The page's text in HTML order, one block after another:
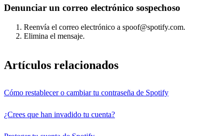
Denunciar un correo electrónico sospechoso
Reenvía el correo electrónico a spoof@spotify.com.
Elimina el mensaje.
Artículos relacionados
Cómo restablecer o cambiar tu contraseña de Spotify
¿Crees que han invadido tu cuenta?